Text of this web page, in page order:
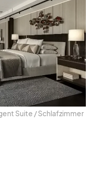
Suite /​ Schlaf­zim­mer